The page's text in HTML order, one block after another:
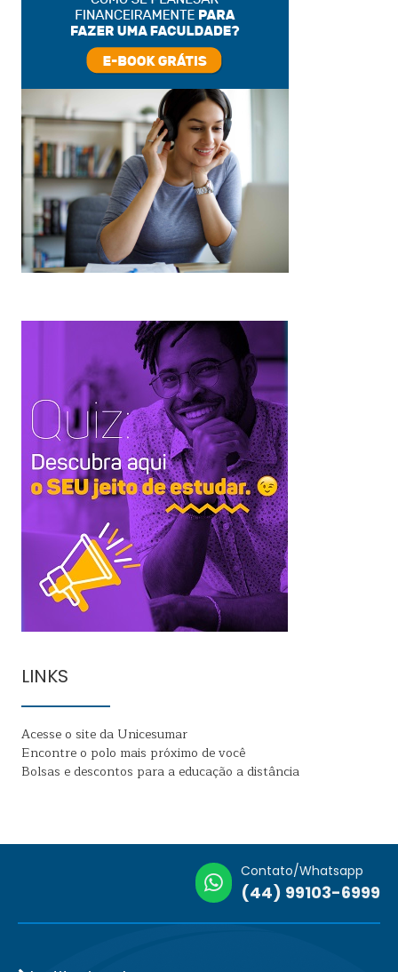
LINKS
Acesse o site da Unicesumar
Encontre o polo mais próximo de você
Bolsas e descontos para a educação a distância
Contato/Whatsapp
(44) 99103-6999